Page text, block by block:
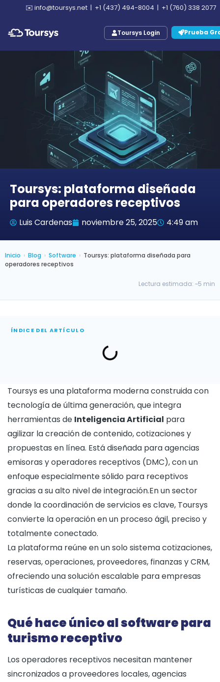
✉️ info@toursys.net | +1 (437) 494-8004 | +1 (760) 338 2077
Toursys Login Prueba
Toursys: plataforma diseñada
para operadores receptivos
Luis Cardenas noviembre 25, 2025 4:49 am
Inicio › Blog › Software › Toursys: plataforma diseñada para
operadores receptivos
Lectura estimada: ~5 min
ÍNDICE DEL ARTÍCULO
Toursys es una plataforma moderna construida con
tecnología de última generación, que integra
herramientas de Inteligencia Artificial para
agilizar la creación de contenido, cotizaciones y
propuestas en línea. Está diseñada para agencias
emisoras y operadores receptivos (DMC), con un
enfoque especialmente sólido para receptivos
gracias a su alto nivel de integración.En un sector
donde la coordinación de servicios es clave, Toursys
convierte la operación en un proceso ágil, preciso y
totalmente conectado.
La plataforma reúne en un solo sistema cotizaciones,
reservas, operaciones, proveedores, finanzas y CRM,
ofreciendo una solución escalable para empresas
turísticas de cualquier tamaño.
Qué hace único al software para
turismo receptivo
Los operadores receptivos necesitan mantener
sincronizados a proveedores locales, agencias